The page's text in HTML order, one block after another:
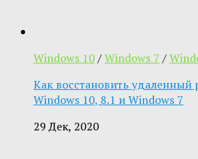
Windows 10/Windows 7 /
Как восстановить удаленный
Windows 10, 8.1 и Windows 7
29 Дек, 2020